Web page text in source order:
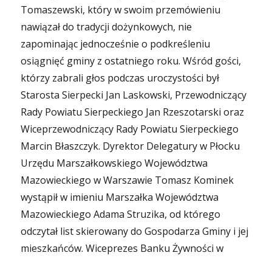
Tomaszewski, który w swoim przemówieniu
nawiązał do tradycji dożynkowych, nie
zapominając jednocześnie o podkreśleniu
osiągnięć gminy z ostatniego roku. Wśród gości,
którzy zabrali głos podczas uroczystości był
Starosta Sierpecki Jan Laskowski, Przewodniczący
Rady Powiatu Sierpeckiego Jan Rzeszotarski oraz
Wiceprzewodniczący Rady Powiatu Sierpeckiego
Marcin Błaszczyk. Dyrektor Delegatury w Płocku
Urzędu Marszałkowskiego Województwa
Mazowieckiego w Warszawie Tomasz Kominek
wystąpił w imieniu Marszałka Województwa
Mazowieckiego Adama Struzika, od którego
odczytał list skierowany do Gospodarza Gminy i jej
mieszkańców. Wiceprezes Banku Żywności w